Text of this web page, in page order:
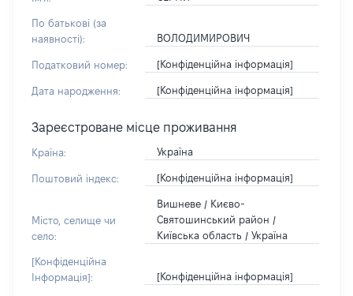
По батькові (за
наявності):
ВОЛОДИМИРОВИЧ
Податковий номер: [Конфіденційна інформація]
Дата народження: [Конфіденційна інформація]
Зареєстроване місце проживання
Країна: Україна
Поштовий індекс: [Конфіденційна інформація]
Місто, селище чи
село:
Вишневе / Києво-
Святошинський район /
Київська область / Україна
[Конфіденційна
Інформація]:
[Конфіденційна інформація]